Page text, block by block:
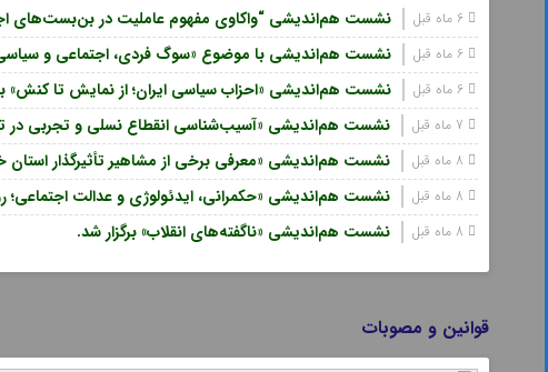
نشست هم‌اندیشی “واکاوی مفهوم عاملیت در بن‌بست‌های
نشست هم‌اندیشی با موضوع «سوگ فردی، اجتماعی و سیاسی؛
نشست هم‌اندیشی «احزاب سیاسی ایران؛ از نمایش تا کنش»
نشست هم‌اندیشی «آسیب‌شناسی انقطاع نسلی و تجربی در
نشست هم‌اندیشی «معرفی برخی از مشاهیر تأثیرگذار استان
نشست هم‌اندیشی «حکمرانی، ایدئولوژی و عدالت اجتماعی؛
نشست هم‌اندیشی «ناگفته‌های انقلاب» برگزار شد.
قوانین و مصوبات